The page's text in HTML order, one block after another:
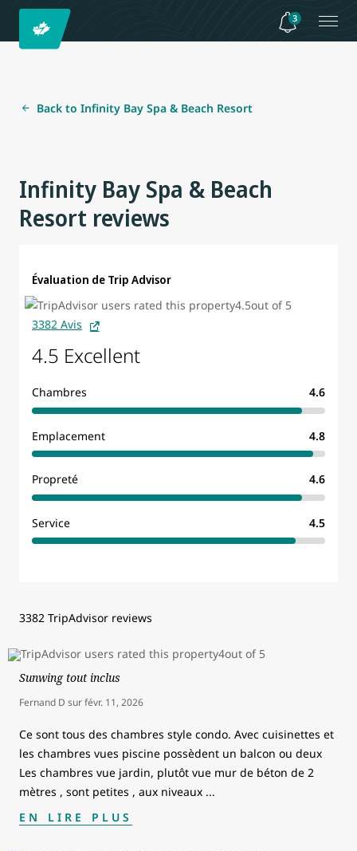
3
Back to Infinity Bay Spa & Beach Resort
Infinity Bay Spa & Beach
Resort reviews
Évaluation de Trip Advisor
3382 Avis
4.5 Excellent
Chambres 4.6
Emplacement 4.8
Propreté 4.6
Service 4.5
3382 TripAdvisor reviews
Sunwing tout inclus
Fernand D surfévr. 11, 2026
Ce sont tous des chambres style condo. Avec cuisinettes et
les chambres vues piscine possèdent un balcon ou deux
Les chambres vue jardin, plutôt vue mur de béton de 2
mètres , sont petites , aux niveaux ...
EN LIRE PLUS